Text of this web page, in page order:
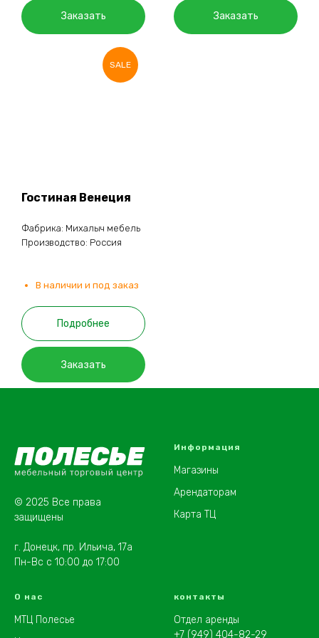
Заказать Заказать
SALE
Гостиная Венеция
Фабрика: Михалыч мебель
Производство: Россия
В наличии и под заказ
Подробнее
Заказать
© 2025 Все права
защищены
г. Донецк, пр. Ильича, 17а
Пн-Вс с 10:00 до 17:00
Информация
Магазины
Арендаторам
Карта ТЦ
О нас
МТЦ Полесье
контакты
Отдел аренды
+7 (949) 404-82-29